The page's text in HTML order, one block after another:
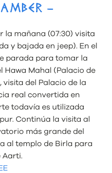
–
la mañana (07:30) visita
y bajada en jeep). En el
parada para tomar la
Mahal (Palacio de
visita del Palacio de la
real convertida en
todavía es utilizada
Continúa la visita al
más grande del
al templo de Birla para
Aarti.